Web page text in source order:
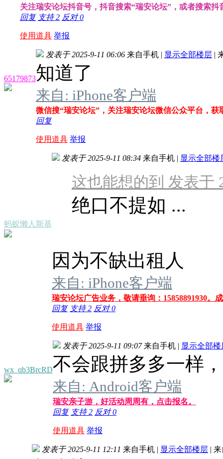
关注瑞安论坛抖音号，抖音搜索“瑞安论坛”，或者搜索抖
回复 支持2 反对0
使用道具 举报
65179873
发表于 2025-9-11 06:06 来自手机 | 显示全部楼层 |
知道了
来自: iPhone客户端
微信搜“瑞安论坛”，关注瑞安论坛微信公众平台，获
回复
使用道具 举报
蚂蚁懒人斯基
发表于 2025-9-11 08:34 来自手机 | 显示全部楼
这也能想的到 发表于
绝口不提如 ...
因为不缺出租人
来自: iPhone客户端
瑞安论坛广告业务，敬请垂询：15858891930。
回复 支持2 反对0
使用道具 举报
wx_qb3BrcRD
发表于 2025-9-11 09:07 来自手机 | 显示全部楼
不会跟拼多多一样
来自: Android客户端
瑞安亲子游，好活动周周有，点击报名。
回复 支持2 反对0
使用道具 举报
发表于 2025-9-11 12:11 来自手机 | 显示全部楼层 | 来